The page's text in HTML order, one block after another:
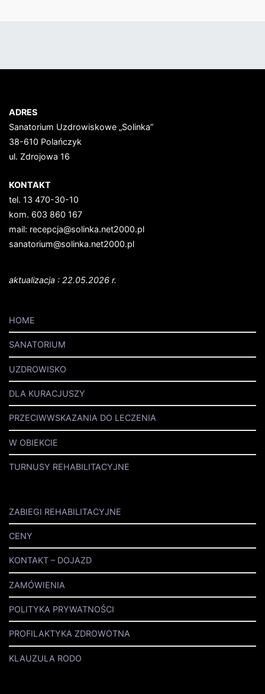
ADRES
Sanatorium Uzdrowiskowe „Solinka”
38-610 Polańczyk
ul. Zdrojowa 16
KONTAKT
tel. 13 470-30-10
kom. 603 860 167
mail: recepcja@solinka.net2000.pl
sanatorium@solinka.net2000.pl
aktualizacja : 22.05.2026 r.
HOME
SANATORIUM
UZDROWISKO
DLA KURACJUSZY
PRZECIWWSKAZANIA DO LECZENIA
W OBIEKCIE
TURNUSY REHABILITACYJNE
ZABIEGI REHABILITACYJNE
CENY
KONTAKT – DOJAZD
ZAMÓWIENIA
POLITYKA PRYWATNOŚCI
PROFILAKTYKA ZDROWOTNA
KLAUZULA RODO